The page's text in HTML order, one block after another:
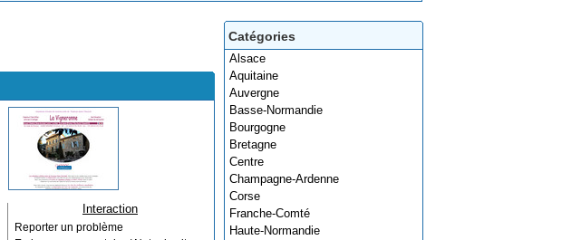
Catégories
Alsace
Aquitaine
Auvergne
Basse-Normandie
Bourgogne
Bretagne
Centre
Champagne-Ardenne
Corse
Franche-Comté
Haute-Normandie
Interaction
Reporter un problème